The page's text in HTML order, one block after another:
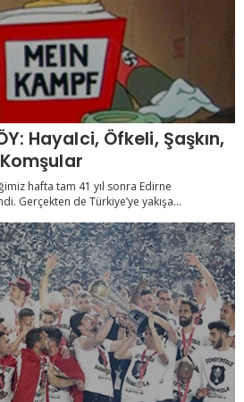
Hayalci, Öfkeli, Şaşkın,
hafta tam 41 yıl sonra Edirne
Gerçekten de Türkiye’ye yakışa...